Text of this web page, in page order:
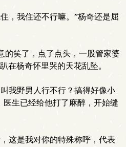
，我住还不行嘛。”杨奇还是屈
的笑了，点了点头，一股管家婆
在杨奇怀里哭的天花乱坠。
我野男人行不行？搞得好像小
医生已经给他打了麻醉，开始缝
这是我对你的特殊称呼，代表